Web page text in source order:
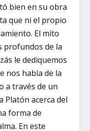
bien en su obra
que ni el propio
El mito
profundos de la
le dediquemos
nos habla de la
a través de un
Platón acerca del
forma de
En este